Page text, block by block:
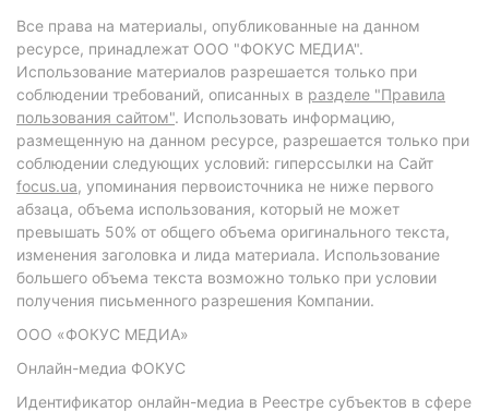
Все права на материалы, опубликованные на данном
ресурсе, принадлежат ООО "ФОКУС МЕДИА".
Использование материалов разрешается только при
соблюдении требований, описанных в разделе "Правила
пользования сайтом". Использовать информацию,
размещенную на данном ресурсе, разрешается только при
соблюдении следующих условий: гиперссылки на Сайт
focus.ua, упоминания первоисточника не ниже первого
абзаца, объема использования, который не может
превышать 50% от общего объема оригинального текста,
изменения заголовка и лида материала. Использование
большего объема текста возможно только при условии
получения письменного разрешения Компании.
ООО «ФОКУС МЕДИА»
Онлайн-медиа ФОКУС
Идентификатор онлайн-медиа в Реестре субъектов в сфере